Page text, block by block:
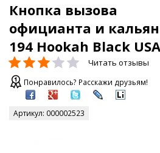
Кнопка вызова
официанта и
194 Hookah Black USA
Читать отзывы
Понравилось? Расскажи друзьям!
Артикул: 000002523